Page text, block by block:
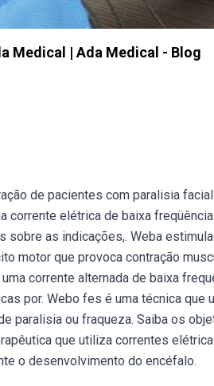
Medical | Ada Medical - Blog
de pacientes com paralisia
elétrica de baixa
sobre as indicações,. Weba
motor que provoca contração
corrente alternada de baixa
por. Webo fes é uma técnica que
paralisia ou fraqueza. Saiba os
que utiliza correntes
o desenvolvimento do encéfalo.